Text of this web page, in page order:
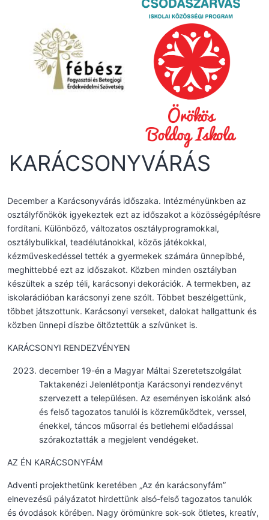
KARÁCSONYVÁRÁS
December a Karácsonyvárás időszaka. Intézményünkben az
osztályfőnökök igyekeztek ezt az időszakot a közösségépítésre
fordítani. Különböző, változatos osztályprogramokkal,
osztálybulikkal, teadélutánokkal, közös játékokkal,
kézműveskedéssel tették a gyermekek számára ünnepibbé,
meghittebbé ezt az időszakot. Közben minden osztályban
készültek a szép téli, karácsonyi dekorációk. A termekben, az
iskolarádióban karácsonyi zene szólt. Többet beszélgettünk,
többet játszottunk. Karácsonyi verseket, dalokat hallgattunk és
közben ünnepi díszbe öltöztettük a szívünket is.
KARÁCSONYI RENDEZVÉNYEN
december 19-én a Magyar Máltai Szeretetszolgálat
Taktakenézi Jelenlétpontja Karácsonyi rendezvényt
szervezett a településen. Az eseményen iskolánk alsó
és felső tagozatos tanulói is közreműködtek, verssel,
énekkel, táncos műsorral és betlehemi előadással
szórakoztatták a megjelent vendégeket.
AZ ÉN KARÁCSONYFÁM
Adventi projekthetünk keretében „Az én karácsonyfám”
elnevezésű pályázatot hirdettünk alsó-felső tagozatos tanulók
és óvodások körében. Nagy örömünkre sok-sok ötletes, kreatív,